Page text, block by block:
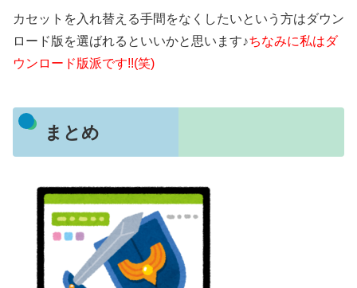
カセットを入れ替える手間をなくしたいという方はダウン
ロード版を選ばれるといいかと思います♪ちなみに私はダ
ウンロード版派です!!(笑)
まとめ